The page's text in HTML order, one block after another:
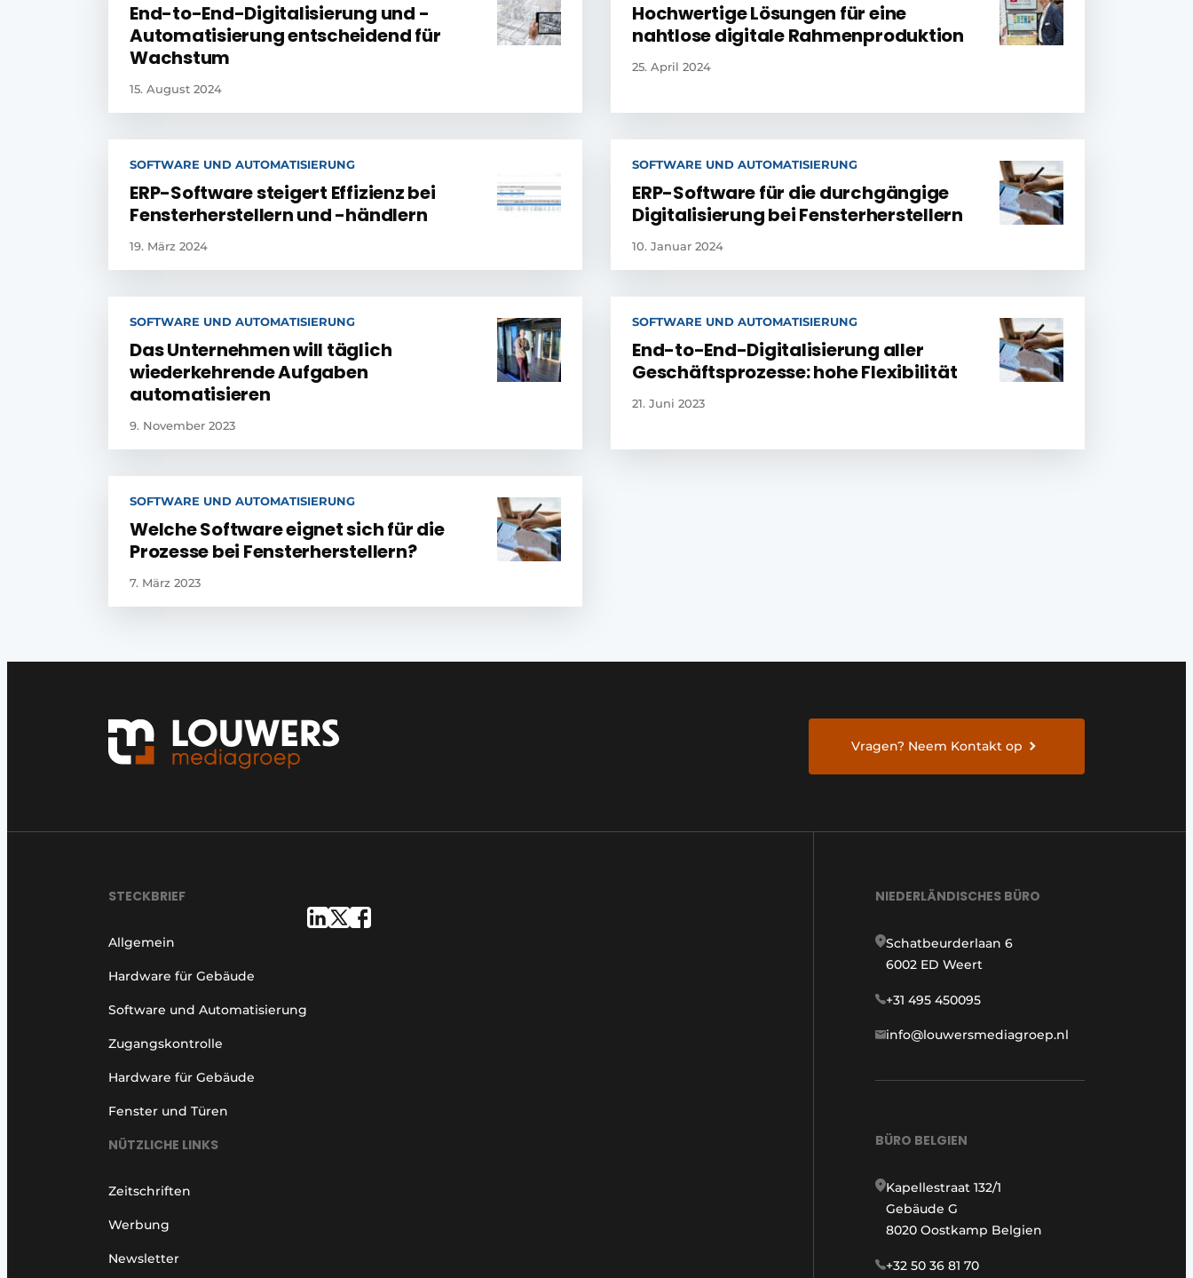
End-to-End-Digitalisierung und -
Automatisierung entscheidend für
Wachstum
15. August 2024
Hochwertige Lösungen für eine
nahtlose digitale Rahmenproduktion
25. April 2024
SOFTWARE UND AUTOMATISIERUNG
ERP-Software steigert Effizienz bei
Fensterherstellern und -händlern
19. März 2024
SOFTWARE UND AUTOMATISIERUNG
ERP-Software für die durchgängige
Digitalisierung bei Fensterherstellern
10. Januar 2024
SOFTWARE UND AUTOMATISIERUNG
Das Unternehmen will täglich
wiederkehrende Aufgaben
automatisieren
9. November 2023
SOFTWARE UND AUTOMATISIERUNG
End-to-End-Digitalisierung aller
Geschäftsprozesse: hohe Flexibilität
21. Juni 2023
SOFTWARE UND AUTOMATISIERUNG
Welche Software eignet sich für die
Prozesse bei Fensterherstellern?
7. März 2023
Vragen? Neem Kontakt op
STECKBRIEF
Allgemein
Hardware für Gebäude
Software und Automatisierung
Zugangskontrolle
Hardware für Gebäude
Fenster und Türen
NÜTZLICHE LINKS
Zeitschriften
Werbung
Newsletter
NIEDERLÄNDISCHES BÜRO
Schatbeurderlaan 6
6002 ED Weert
+31 495 450095
info@louwersmediagroep.nl
BÜRO BELGIEN
Kapellestraat 132/1
Gebäude G
8020 Oostkamp Belgien
+32 50 36 81 70